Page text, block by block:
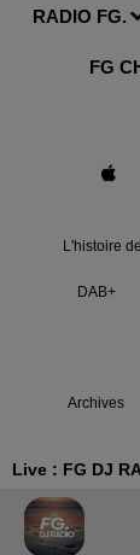
Live : FG DJ
RADIO FG.
FG
L'histoire
DAB+
Archives